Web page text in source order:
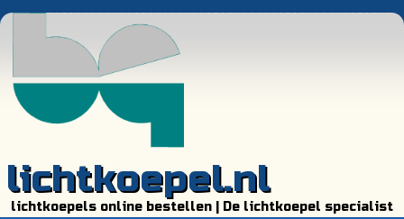
lichtkoepel.nl
lichtkoepels online bestellen | De lichtkoepel specialist